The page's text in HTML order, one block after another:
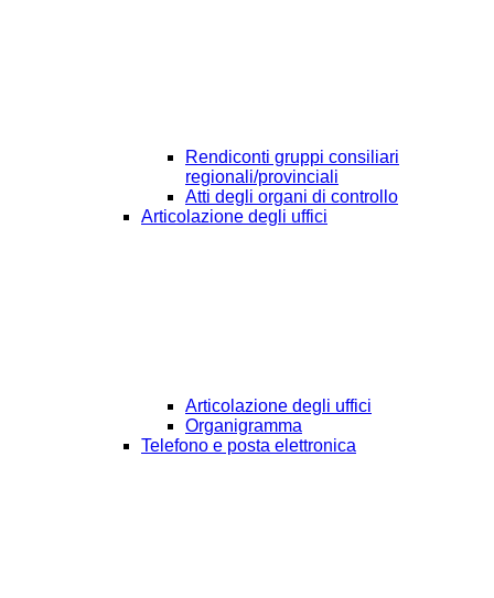
Rendiconti gruppi consiliari
regionali/provinciali
Atti degli organi di controllo
Articolazione degli uffici
Articolazione degli uffici
Organigramma
Telefono e posta elettronica